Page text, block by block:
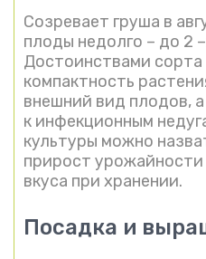
Созревает груша в
плоды недолго – до 2
Достоинствами сорта
компактность
внешний вид плодов,
к инфекционным
культуры можно
прирост
вкуса при хранении.
Посадка и